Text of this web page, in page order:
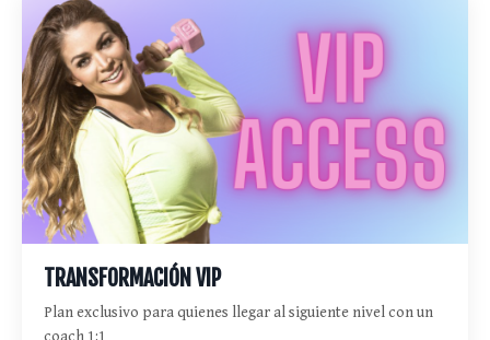
TRANSFORMACIÓN VIP
Plan exclusivo para quienes llegar al siguiente nivel con un
coach 1:1